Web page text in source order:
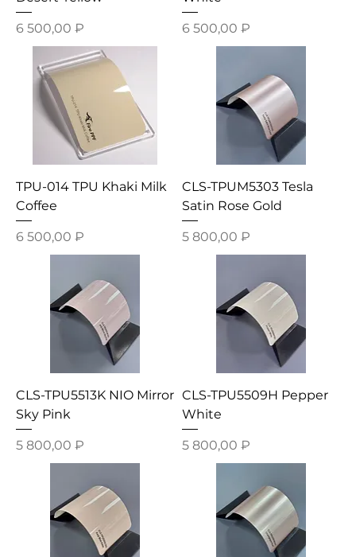
Цена
6 500,00 ₽
Цена
6 500,00 ₽
TPU-014 TPU Khaki Milk
Coffee
Цена
6 500,00 ₽
CLS-TPUM5303 Tesla
Satin Rose Gold
Цена
5 800,00 ₽
CLS-TPU5513K NIO Mirror
Sky Pink
Цена
5 800,00 ₽
CLS-TPU5509H Pepper
White
Цена
5 800,00 ₽